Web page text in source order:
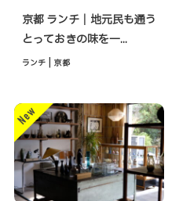
京都 ランチ｜地元民も通う
とっておきの味を一...
ランチ | 京都